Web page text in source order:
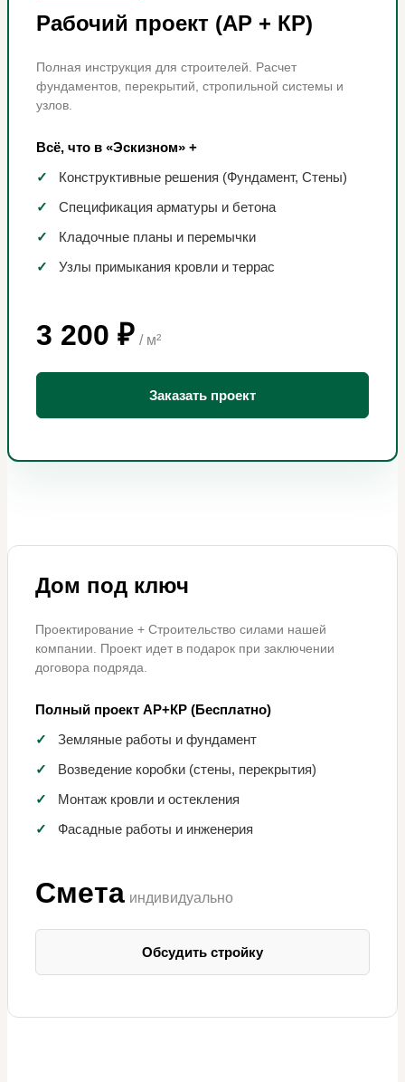
Рабочий проект (АР + КР)
Полная инструкция для строителей. Расчет
фундаментов, перекрытий, стропильной системы и
узлов.
Всё, что в «Эскизном» +
✓
Конструктивные решения (Фундамент, Стены)
✓
Спецификация арматуры и бетона
✓
Кладочные планы и перемычки
✓
Узлы примыкания кровли и террас
3 200 ₽ / м²
Заказать проект
Дом под ключ
Проектирование + Строительство силами нашей
компании. Проект идет в подарок при заключении
договора подряда.
Полный проект АР+КР (Бесплатно)
✓
Земляные работы и фундамент
✓
Возведение коробки (стены, перекрытия)
✓
Монтаж кровли и остекления
✓
Фасадные работы и инженерия
Смета индивидуально
Обсудить стройку